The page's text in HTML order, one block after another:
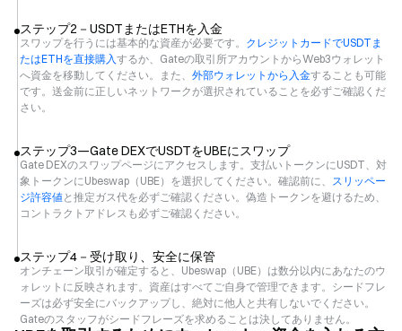
ステップ2－USDTまたはETHを入金
スワップを行うには基本的な資産が必要です。 クレジットカードでUSDTま
たはETHを直接購入するか、Gateの取引所アカウントからWeb3ウォレット
へ資金を移動してください。また、 外部ウォレットから入金することも可能
です。送金前に正しいネットワークが選択されていることを必ずご確認くだ
さい。
ステップ3—Gate DEXでUSDTをUBEにスワップ
Gate DEXのスワップページにアクセスします。支払いトークンにUSDT、対
象トークンにUbeswap（UBE）を選択してください。確認前に、 スリッペー
ジ許容値と推定ガス代を必ずご確認ください。偽造トークンを避けるため、
コントラクトアドレスも必ずご確認ください。
ステップ4－受け取り、安全に保管
オンチェーン取引が確定すると、Ubeswap（UBE）は数分以内にあなたのウ
ォレットに反映されます。資産はすべてご自身で管理できます。シードフレ
ーズは必ず安全にバックアップし、絶対に他人と共有しないでください。
Gateのスタッフがシードフレーズを求めることは決してありません。